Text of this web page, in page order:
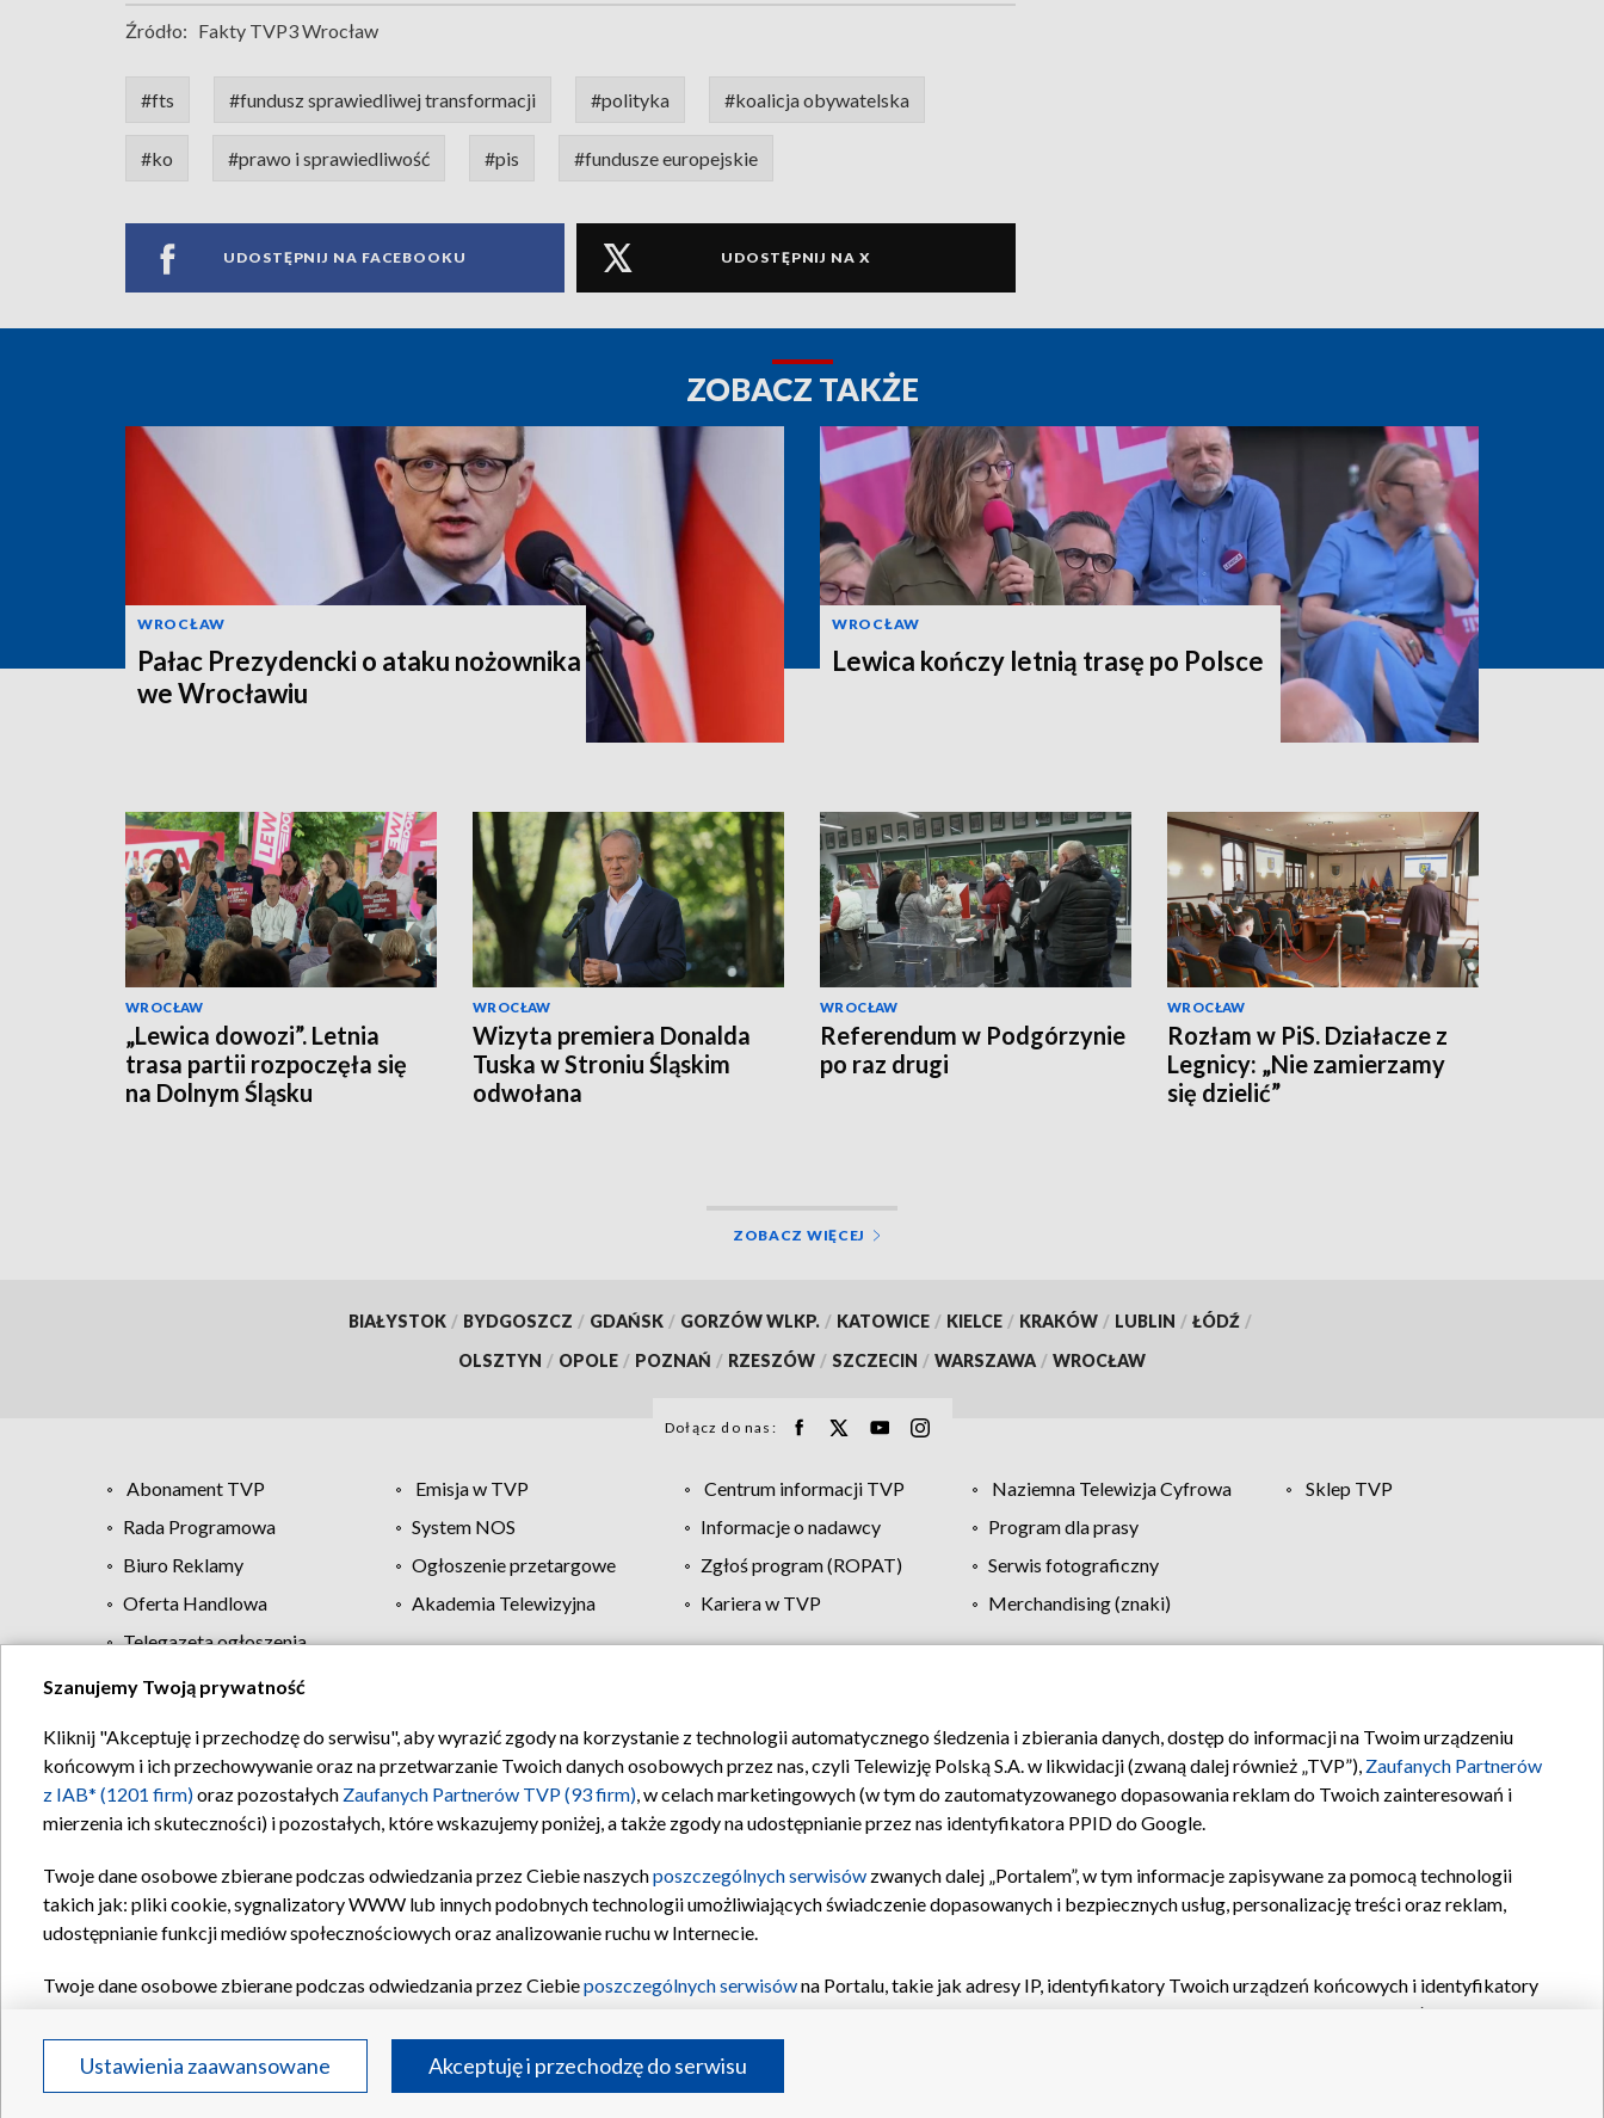
Źródło: Fakty TVP3 Wrocław
#fts #fundusz sprawiedliwej transformacji #polityka #koalicja obywatelska
#ko #prawo i sprawiedliwość #pis #fundusze europejskie
UDOSTĘPNIJ NA FACEBOOKU UDOSTĘPNIJ NA X
ZOBACZ TAKŻE
WROCŁAW
Pałac Prezydencki o ataku nożownika
we Wrocławiu
WROCŁAW
Lewica kończy letnią trasę po Polsce
WROCŁAW
„Lewica dowozi”. Letnia
trasa partii rozpoczęła się
na Dolnym Śląsku
WROCŁAW
Wizyta premiera Donalda
Tuska w Stroniu Śląskim
odwołana
WROCŁAW
Referendum w Podgórzynie
po raz drugi
WROCŁAW
Rozłam w PiS. Działacze z
Legnicy: „Nie zamierzamy
się dzielić”
ZOBACZ WIĘCEJ
BIAŁYSTOK / BYDGOSZCZ / GDAŃSK / GORZÓW WLKP. / KATOWICE / KIELCE / KRAKÓW / LUBLIN / ŁÓDŹ /
OLSZTYN / OPOLE / POZNAŃ / RZESZÓW / SZCZECIN / WARSZAWA / WROCŁAW
Dołącz do nas:
Abonament TVP Emisja w TVP Centrum informacji TVP Naziemna Telewizja Cyfrowa
Sklep TVP
Rada Programowa
System NOS Informacje o nadawcy
Program dla prasy
Biuro Reklamy
Ogłoszenie przetargowe Zgłoś program (ROPAT)
Serwis fotograficzny
Oferta Handlowa
Akademia Telewizyjna Kariera w TVP
Merchandising (znaki)
Telegazeta ogłoszenia
Regulamin TVP Polityka prywatności Moje zgody Pomoc Biuro reklamy Kontakt
Szanujemy Twoją prywatność
Kliknij "Akceptuję i przechodzę do serwisu", aby wyrazić zgody na korzystanie z technologii automatycznego śledzenia i zbierania danych, dostęp do informacji na Twoim urządzeniu
końcowym i ich przechowywanie oraz na przetwarzanie Twoich danych osobowych przez nas, czyli Telewizję Polską S.A. w likwidacji (zwaną dalej również „TVP”), Zaufanych Partnerów
z IAB* (1201 firm)oraz pozostałych Zaufanych Partnerów TVP (93 firm), w celach marketingowych (w tym do zautomatyzowanego dopasowania reklam do Twoich zainteresowań i
mierzenia ich skuteczności) i pozostałych, które wskazujemy poniżej, a także zgody na udostępnianie przez nas identyfikatora PPID do Google.
Twoje dane osobowe zbierane podczas odwiedzania przez Ciebie naszychposzczególnych serwisów zwanych dalej „Portalem”, w tym informacje zapisywane za pomocą technologii
takich jak: pliki cookie, sygnalizatory WWW lub innych podobnych technologii umożliwiających świadczenie dopasowanych i bezpiecznych usług, personalizację treści oraz reklam,
udostępnianie funkcji mediów społecznościowych oraz analizowanie ruchu w Internecie.
Twoje dane osobowe zbierane podczas odwiedzania przez Ciebieposzczególnych serwisówna Portalu, takie jak adresy IP, identyfikatory Twoich urządzeń końcowych i identyfikatory
oraz pozostałych
Partnerów TVPdla realizacji następujących celów i funkcji: przechowywania informacji na urządzeniu lub dostęp do nich, wyboru podstawowych reklam, wyboru spersonalizowanych
reklam, tworzenia profilu spersonalizowanych reklam, tworzenia profilu spersonalizowanych treści, wyboru spersonalizowanych treści, pomiaru wydajności reklam, pomiaru wydajności
treści, stosowania badań rynkowych w celu generowania opinii odbiorców, opracowywania i ulepszania produktów, zapewnienia bezpieczeństwa, zapobiegania oszustwom i usuwania
Ustawienia zaawansowane Akceptuję i przechodzę do serwisu